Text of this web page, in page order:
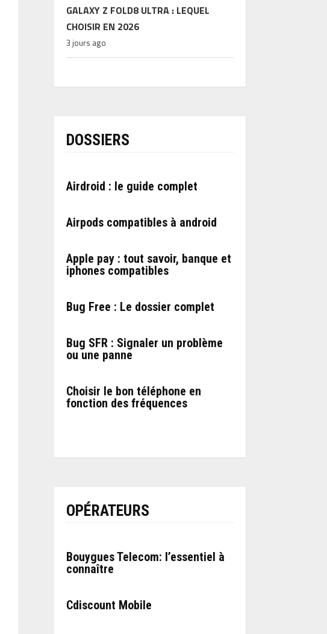
GALAXY Z FOLD8 ULTRA : LEQUEL
CHOISIR EN 2026
3 jours ago
DOSSIERS
Airdroid : le guide complet
Airpods compatibles à android
Apple pay : tout savoir, banque et
iphones compatibles
Bug Free : Le dossier complet
Bug SFR : Signaler un problème
ou une panne
Choisir le bon téléphone en
fonction des fréquences
OPÉRATEURS
Bouygues Telecom: l’essentiel à
connaître
Cdiscount Mobile